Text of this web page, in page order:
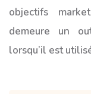
objectifs
demeure un
lorsqu’il est